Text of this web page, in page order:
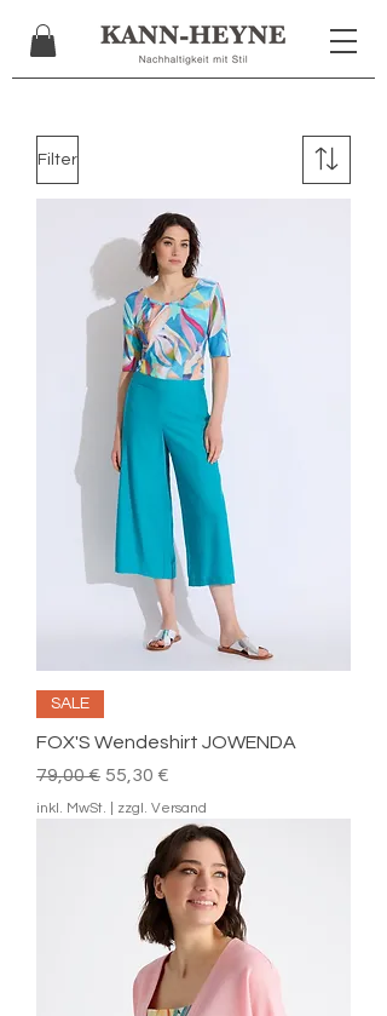
Filter
SALE
FOX'S Wendeshirt JOWENDA
Standardpreis
79,00 € Sale-Preis
55,30 €
inkl. MwSt. zzgl. Versand